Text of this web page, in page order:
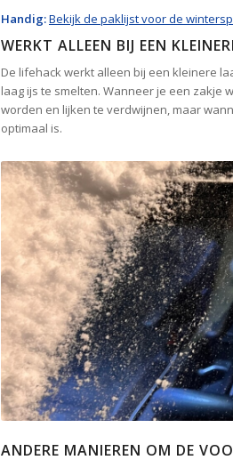
Handig:Bekijk de paklijst voor de
WERKT ALLEEN BIJ EEN
De lifehack werkt alleen bij een kleinere
laag ijs te smelten. Wanneer je een zakje
worden en lijken te verdwijnen, maar
optimaal is.
ANDERE MANIEREN OM DE